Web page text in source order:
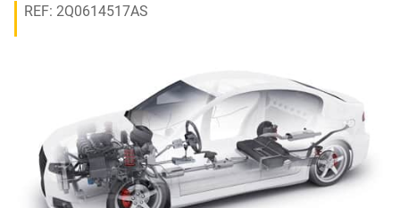
REF: 2Q0614517AS